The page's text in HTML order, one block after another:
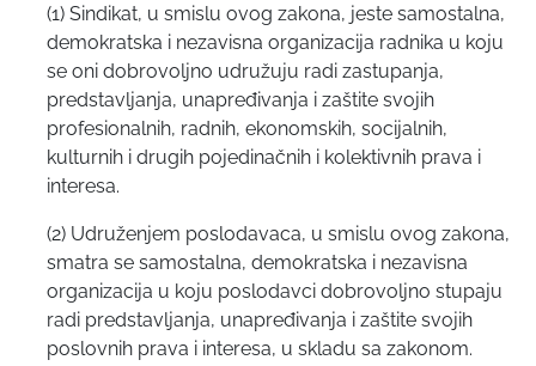
(1) Sindikat, u smislu ovog zakona, jeste samostalna,
demokratska i nezavisna organizacija radnika u koju
se oni dobrovoljno udružuju radi zastupanja,
predstavljanja, unapređivanja i zaštite svojih
profesionalnih, radnih, ekonomskih, socijalnih,
kulturnih i drugih pojedinačnih i kolektivnih prava i
interesa.
(2) Udruženjem poslodavaca, u smislu ovog zakona,
smatra se samostalna, demokratska i nezavisna
organizacija u koju poslodavci dobrovoljno stupaju
radi predstavljanja, unapređivanja i zaštite svojih
poslovnih prava i interesa, u skladu sa zakonom.